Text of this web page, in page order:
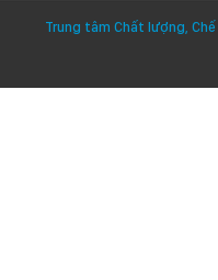
Trung tâm Chất lượng,